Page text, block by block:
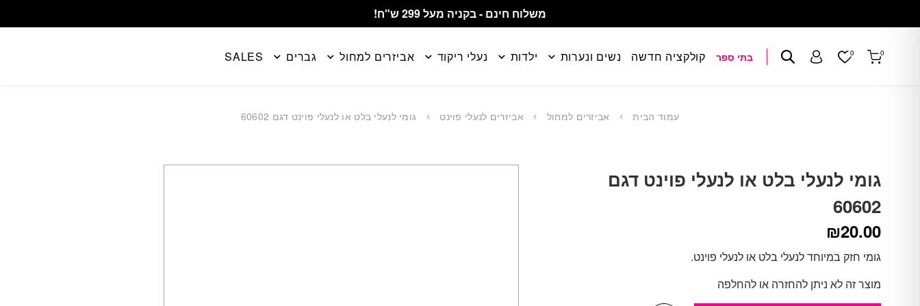
משלוח חינם - בקניה מעל 299 ש"ח!
קולקציה חדשה נשים ונערות ילדות נעלי ריקוד אביזרים למחול גברים SALES בתי ספר 0
עגלת הקניות
0
התברות\הרשמה
חיפוש
עמוד הבית אביזרים למחול אביזרים לנעלי פוינט גומי לנעלי בלט או לנעלי פוינט דגם 60602
גומי לנעלי בלט או לנעלי פוינט דגם
60602
₪20.00
גומי חזק במיוחד לנעלי בלט או לנעלי פוינט.
מוצר זה לא ניתן להחזרה או להחלפה